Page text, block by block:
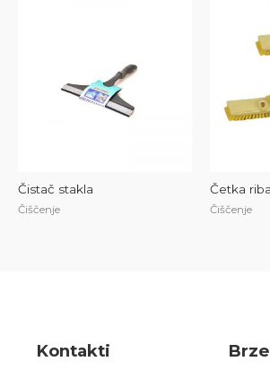
Čistač stakla
Čiščenje
Četka
Čiščenje
Kontakti